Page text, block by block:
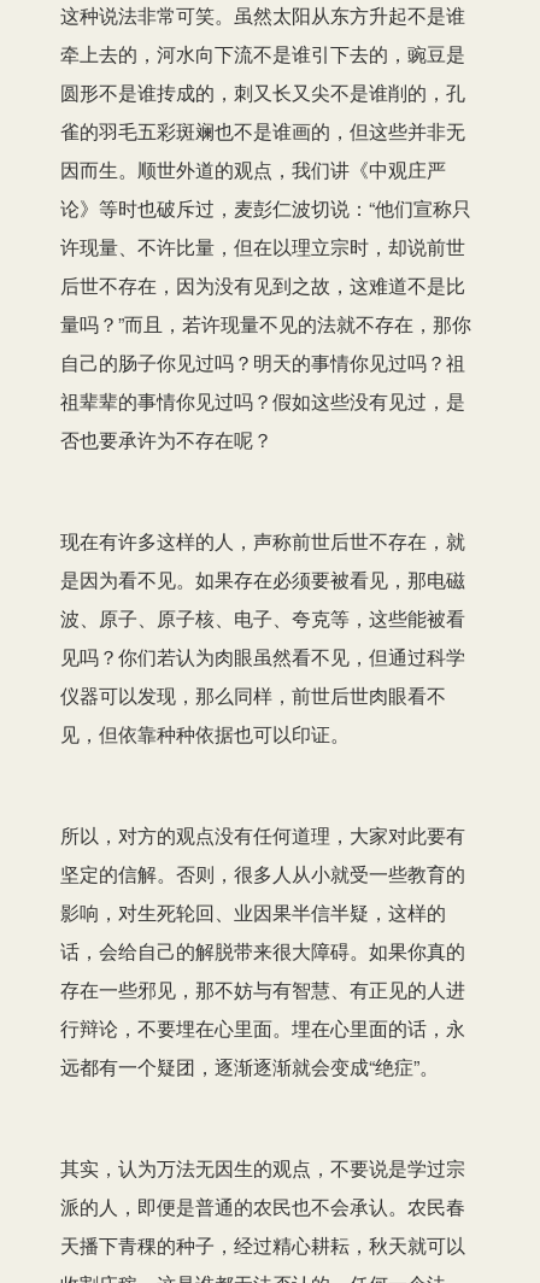
这种说法非常可笑。虽然太阳从东方升起不是谁
牵上去的，河水向下流不是谁引下去的，豌豆是
圆形不是谁抟成的，刺又长又尖不是谁削的，孔
雀的羽毛五彩斑斓也不是谁画的，但这些并非无
因而生。顺世外道的观点，我们讲《中观庄严
论》等时也破斥过，麦彭仁波切说：“他们宣称只
许现量、不许比量，但在以理立宗时，却说前世
后世不存在，因为没有见到之故，这难道不是比
量吗？”而且，若许现量不见的法就不存在，那你
自己的肠子你见过吗？明天的事情你见过吗？祖
祖辈辈的事情你见过吗？假如这些没有见过，是
否也要承许为不存在呢？
现在有许多这样的人，声称前世后世不存在，就
是因为看不见。如果存在必须要被看见，那电磁
波、原子、原子核、电子、夸克等，这些能被看
见吗？你们若认为肉眼虽然看不见，但通过科学
仪器可以发现，那么同样，前世后世肉眼看不
见，但依靠种种依据也可以印证。
所以，对方的观点没有任何道理，大家对此要有
坚定的信解。否则，很多人从小就受一些教育的
影响，对生死轮回、业因果半信半疑，这样的
话，会给自己的解脱带来很大障碍。如果你真的
存在一些邪见，那不妨与有智慧、有正见的人进
行辩论，不要埋在心里面。埋在心里面的话，永
远都有一个疑团，逐渐逐渐就会变成“绝症”。
其实，认为万法无因生的观点，不要说是学过宗
派的人，即便是普通的农民也不会承认。农民春
天播下青稞的种子，经过精心耕耘，秋天就可以